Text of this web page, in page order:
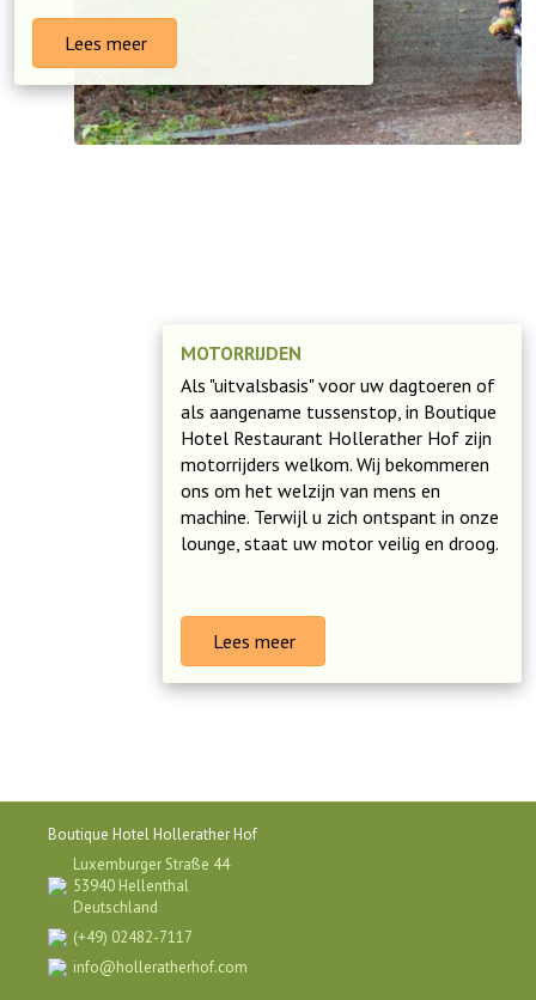
Lees meer
MOTORRIJDEN
Als "uitvalsbasis" voor uw dagtoeren of
als aangename tussenstop, in Boutique
Hotel Restaurant Hollerather Hof zijn
motorrijders welkom. Wij bekommeren
ons om het welzijn van mens en
machine. Terwijl u zich ontspant in onze
lounge, staat uw motor veilig en droog.
Lees meer
Boutique Hotel Hollerather Hof
Luxemburger Straße 44
53940 Hellenthal
Deutschland
(+49) 02482-7117
info@holleratherhof.com